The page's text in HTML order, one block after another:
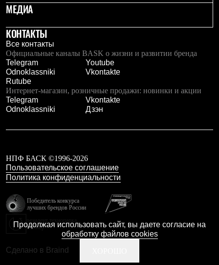
МЕДИА
КОНТАКТЫ
Все контакты
Официальные каналы BASK о жизни и развитии бренда
Telegram
Youtube
Odnoklassniki
Vkontakte
Rutube
Интернет-магазин, розничные продажи: новинки и акции
Telegram
Vkontakte
Odnoklassniki
Дзэн
НПФ БАСК ©1996-2026
Пользовательское соглашение
Политика конфиденциальности
Победитель конкурса
лучших брендов России
Калибр
Сделано в Braind
Продолжая использовать сайт, вы даете согласие на
обработку файлов cookies